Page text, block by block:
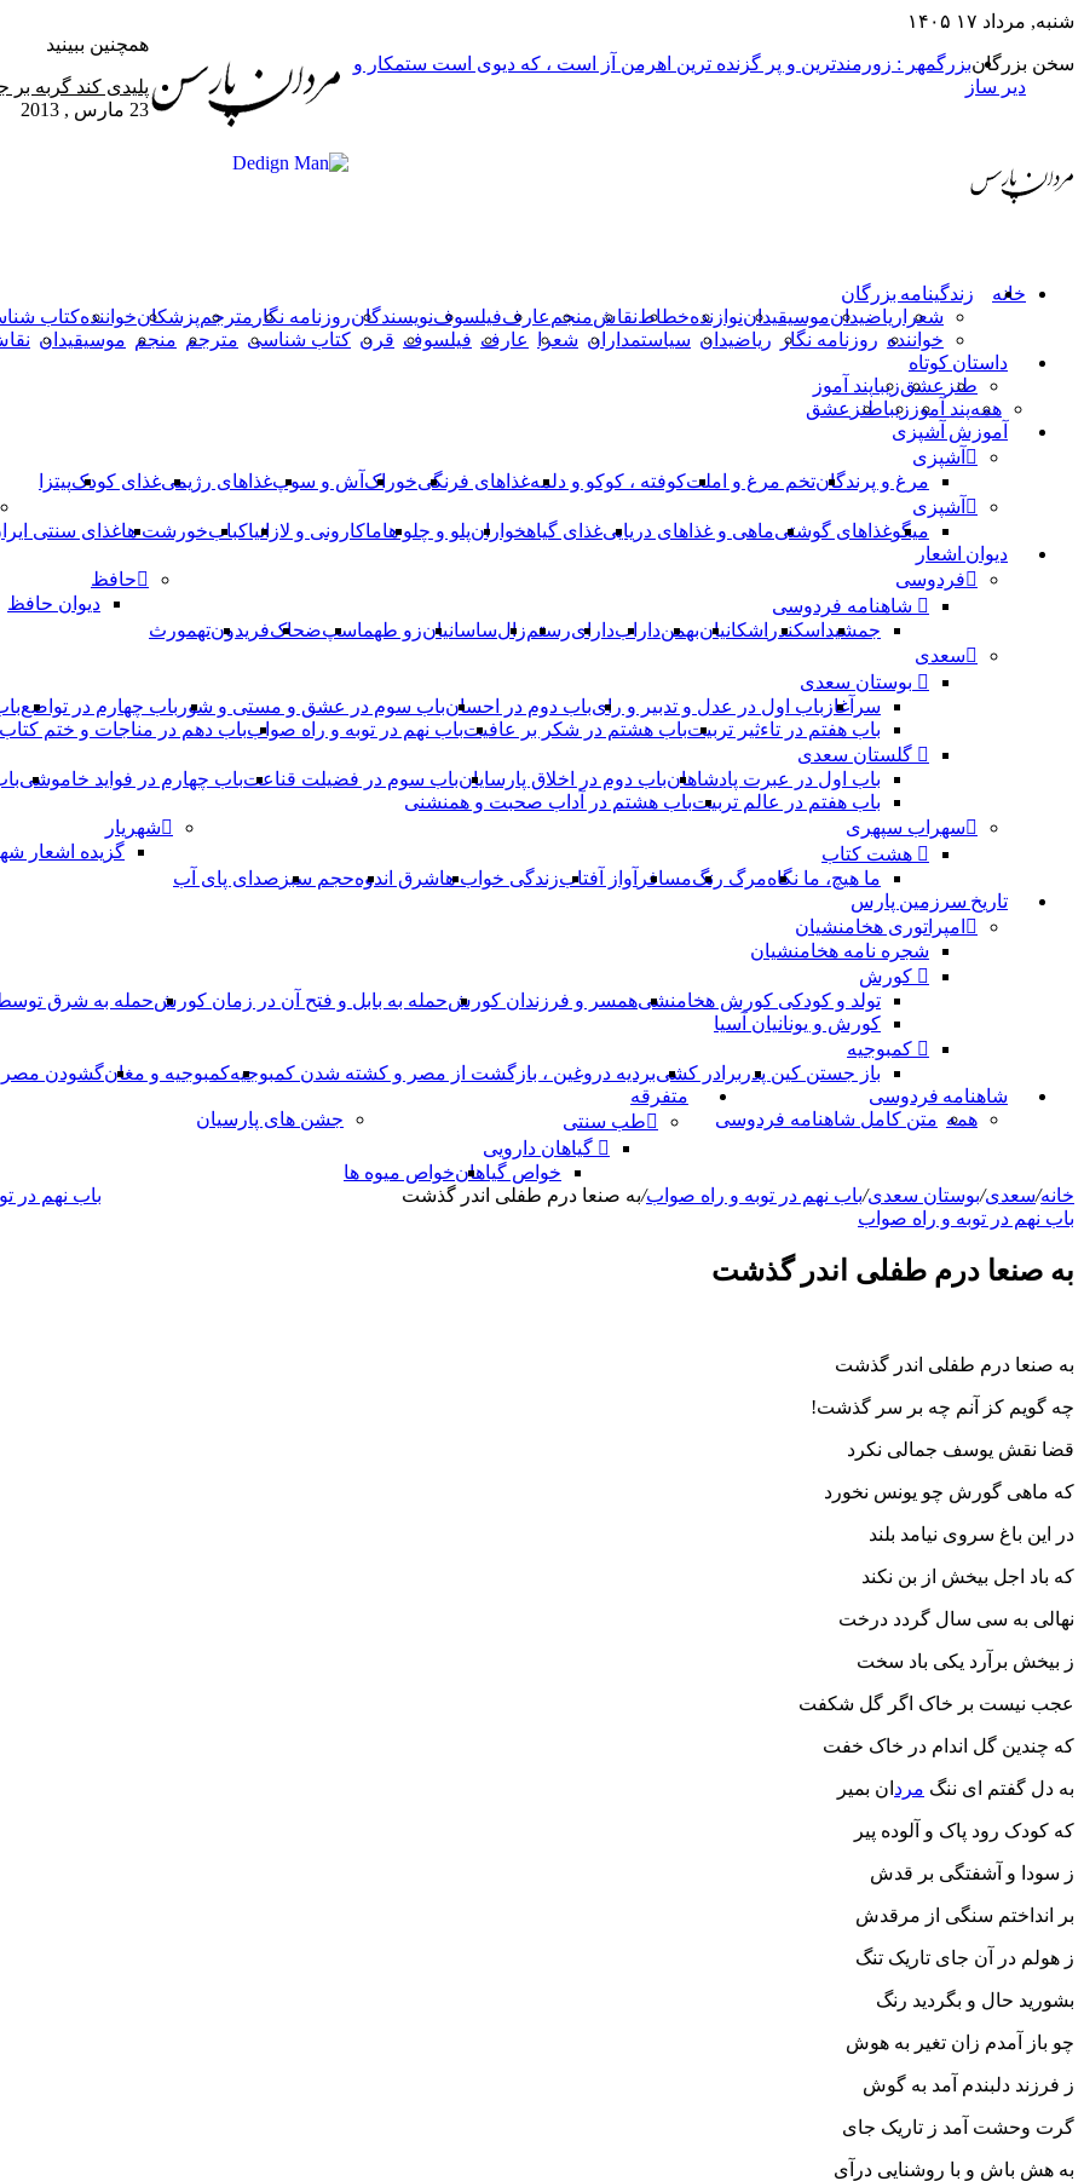
شنبه, مرداد ۱۷ ۱۴۰۵
سخن بزرگانبزرگمهر : زورمندترین و پر گزنده ترین اهرمن آز است ، که دیوی است ستمکار و
دیر ساز
خانه زندگینامه بزرگان
شعرا ریاضیدانموسیقیداننوازندهخطاطنقاشمنجم عارففیلسوفنویسندگانروزنامه نگار مترجمپزشکانخوانندهکتاب
خواننده روزنامه نگار ریاضیدان سیاستمداران شعرا عارف فیلسوف قرن کتاب شناسی مترجم منجم موسیقیدان
داستان کوتاه
طنز عشقزیباپند آموز
همهپند آموز زیباطنز عشق
آموزش آشپزی
آشپزی
مرغ و پرندگانتخم مرغ و املتکوفته ، کوکو و دلمهغذاهای فرنگیخوراک آش و سوپغذاهای رژیمیغذای کودکپیتزا
آشپزی
میگوغذاهای گوشتیماهی و غذاهای دریاییغذای گیاهخوارانپلو و چلو هاماکارونی و لازانیاکبابخورشت هاغذای سنتی
دیوان اشعار
فردوسی
شاهنامه فردوسی
جمشید اسکندر اشکانیانبهمندارابدارایرستمزالساسانیانزو طهماسپ‏ضحاکفریدونتهمورث
حافظ
دیوان حافظ
سعدی
بوستان سعدی
سرآغاز باب اول در عدل و تدبیر و رایباب دوم در احسانباب سوم در عشق و مستی و شور باب چهارم در تواضع
باب هفتم در تاءثیر تربیتباب هشتم در شکر بر عافیتباب نهم در توبه و راه صوابباب دهم در مناجات و ختم کتاب
گلستان سعدی
باب اول در عبرت پادشاهانباب دوم در اخلاق پارسایانباب سوم در فضیلت قناعتباب چهارم در فواید خاموشى
باب هفتم در عالم تربیتباب هشتم در آداب صحبت و همنشنى
سهراب سپهری
هشت کتاب
ما هیچ، ما نگاهمرگ رنگمسافر آواز آفتابزندگی خواب هاشرق اندوهحجم سبز صدای پای آب
شهریار
گزیده اشعار
تاریخ سرزمین پارس
امپراتوری هخامنشیان
شجره نامه هخامنشیان
کورش
تولد و کودکی کورش هخامنشیهمسر و فرزندان کورشحمله به بابل و فتح آن در زمان کورشحمله به شرق
کورش و یونانیان آسیا
کمبوجیه
باز جستن کین پدر برادر کشیبردیه دروغین ، بازگشت از مصر و کشته شدن کمبوجیهکمبوجیه و مغانگشودن مصر
شاهنامه فردوسی
همه متن کامل شاهنامه فردوسی
متفرقه
طب سنتی
گیاهان دارویی
خواص گیاهانخواص میوه ها
جشن های پارسیان
خانه/سعدی/بوستان سعدی/باب نهم در توبه و راه صواب/به صنعا درم طفلی اندر گذشت
باب نهم در توبه و راه صواب
به صنعا درم طفلی اندر گذشت
به صنعا درم طفلی اندر گذشت
چه گویم کز آنم چه بر سر گذشت!
قضا نقش یوسف جمالی نکرد
که ماهی گورش چو یونس نخورد
در این باغ سروی نیامد بلند
که باد اجل بیخش از بن نکند
نهالی به سی سال گردد درخت
ز بیخش برآرد یکی باد سخت
عجب نیست بر خاک اگر گل شکفت
که چندین گل اندام در خاک خفت
به دل گفتم ای ننگ مرد ان بمیر
که کودک رود پاک و آلوده پیر
ز سودا و آشفتگی بر قدش
بر انداختم سنگی از مرقدش
ز هولم در آن جای تاریک تنگ
بشورید حال و بگردید رنگ
چو باز آمدم زان تغیر به هوش
ز فرزند دلبندم آمد به گوش
گرت وحشت آمد ز تاریک جای
به هش باش و با روشنایی درآی
همچنین ببینید
باب نهم در
پلیدی کند گربه بر
23 مارس , 2013
فیس
بوک
X
واتس
آپ
تلگرام
وایبر
دکمه
بازگشت